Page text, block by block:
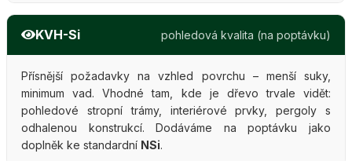
KVH-Si pohledová kvalita (na poptávku)
Přísnější požadavky na vzhled povrchu – menší suky,
minimum vad. Vhodné tam, kde je dřevo trvale vidět:
pohledové stropní trámy, interiérové prvky, pergoly s
odhalenou konstrukcí. Dodáváme na poptávku jako
doplněk ke standardní NSi.